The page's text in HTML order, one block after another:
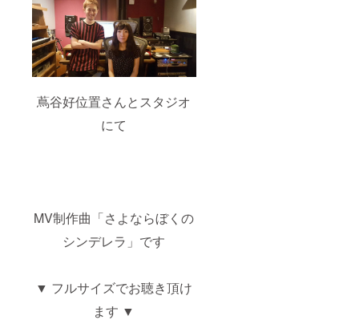
蔦谷好位置さんとスタジオ
にて
MV制作曲「さよならぼくの
シンデレラ」です
▼ フルサイズでお聴き頂け
ます ▼